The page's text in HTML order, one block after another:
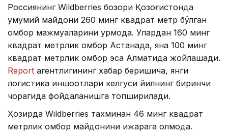
Россиянинг Wildberries бозори Қозоғистонда
умумий майдони 260 минг квадрат метр бўлган
омбор мажмуаларини қурмоқда. Улардан 160 минг
квадрат метрлик омбор Астанада, яна 100 минг
квадрат метрлик омбор эса Алматида жойлашади.
Report агентлигининг хабар беришича, янги
логистика иншоотлари келгуси йилнинг биринчи
чорагида фойдаланишга топширилади.
Ҳозирда Wildberries тахминан 46 минг квадрат
метрлик омбор майдонини ижарага олмоқда.